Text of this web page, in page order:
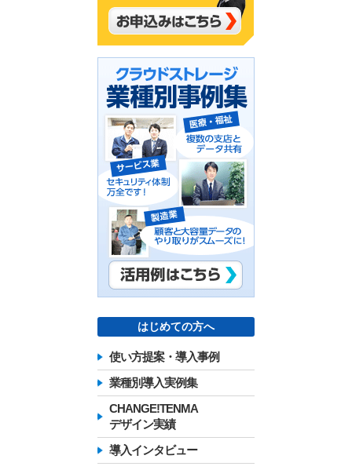
はじめての方へ
使い方提案・導入事例
業種別導入実例集
CHANGE!TENMA
デザイン実績
導入インタビュー